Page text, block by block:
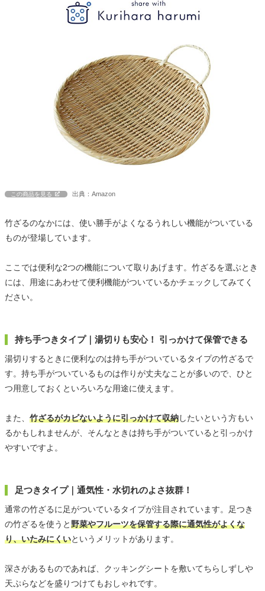
この商品を見る 出典：Amazon
竹ざるのなかには、使い勝手がよくなるうれしい機能がついている
ものが登場しています。
ここでは便利な2つの機能について取りあげます。竹ざるを選ぶとき
には、用途にあわせて便利機能がついているかチェックしてみてく
ださい。
持ち手つきタイプ｜湯切りも安心！ 引っかけて保管できる
湯切りするときに便利なのは持ち手がついているタイプの竹ざるで
す。持ち手がついているものは作りが丈夫なことが多いので、ひと
つ用意しておくといろいろな用途に使えます。
また、 竹ざるがカビないように引っかけて収納したいという方もい
るかもしれませんが、そんなときは持ち手がついていると引っかけ
やすいですよ。
足つきタイプ｜通気性・水切れのよさ抜群！
通常の竹ざるに足がついているタイプが注目されています。足つき
の竹ざるを使うと野菜やフルーツを保管する際に通気性がよくな
り、いたみにくいというメリットがあります。
深さがあるものであれば、クッキングシートを敷いてちらしずしや
天ぷらなどを盛りつけてもおしゃれです。